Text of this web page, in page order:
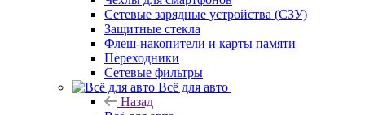
Сетевые зарядные устройства (СЗУ)
Защитные стекла
Флеш-накопители и карты памяти
Переходники
Сетевые фильтры
Всё для авто
Назад